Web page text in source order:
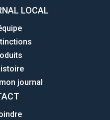
LOCAL
journal